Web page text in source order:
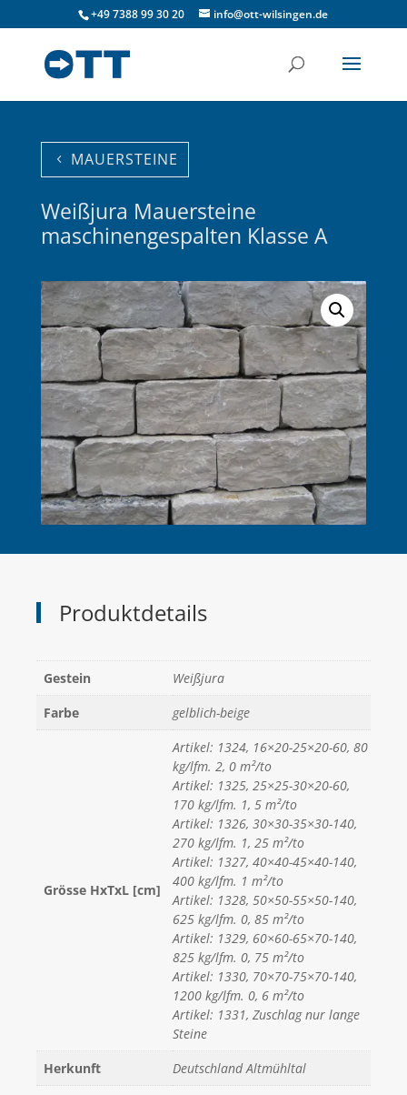
+49 7388 99 30 20 info@ott-wilsingen.de
MAUERSTEINE
Weißjura Mauersteine
maschinengespalten Klasse A
Produktdetails
Gestein
Weißjura
Farbe
gelblich-beige
Grösse HxTxL [cm]
Artikel: 1324, 16×20-25×20-60, 80
kg/lfm. 2, 0 m²/to
Artikel: 1325, 25×25-30×20-60,
170 kg/lfm. 1, 5 m²/to
Artikel: 1326, 30×30-35×30-140,
270 kg/lfm. 1, 25 m²/to
Artikel: 1327, 40×40-45×40-140,
400 kg/lfm. 1 m²/to
Artikel: 1328, 50×50-55×50-140,
625 kg/lfm. 0, 85 m²/to
Artikel: 1329, 60×60-65×70-140,
825 kg/lfm. 0, 75 m²/to
Artikel: 1330, 70×70-75×70-140,
1200 kg/lfm. 0, 6 m²/to
Artikel: 1331, Zuschlag nur lange
Steine
Herkunft
Deutschland Altmühltal